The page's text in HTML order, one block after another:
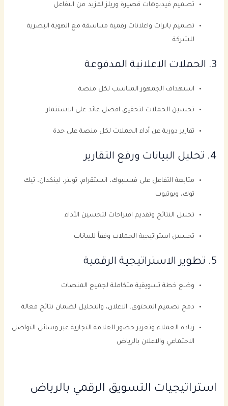
تصميم فيديوهات قصيرة وريلز لمزيد من التفاعل
تصميم بانرات واعلانات رقمية متناسقة مع الهوية البصرية
للشركة
3. الحملات الاعلانية المدفوعة
استهداف الجمهور المناسب لكل منصة
تحسين الحملات لتحقيق افضل عائد على الاستثمار
تقارير دورية عن أداء الحملات لكل منصة على حدة
4. تحليل البيانات ورفع التقارير
متابعة التفاعل على فيسبوك، انستقرام، تويتر، لينكدان، تيك
توك، ويوتيوب
تحليل النتائج وتقديم اقتراحات لتحسين الأداء
تحسين استراتيجية الحملات وفقاً للبيانات
5. تطوير الاستراتيجية الرقمية
وضع خطة تسويقية متكاملة لجميع المنصات
دمج تصميم المحتوى، الاعلان، والتحليل لضمان نتائج فعالة
زيادة العملاء وتعزيز حضور العلامة التجارية عبر وسائل التواصل
الاجتماعي والاعلان بالرياض
استراتيجيات التسويق الرقمي بالرياض